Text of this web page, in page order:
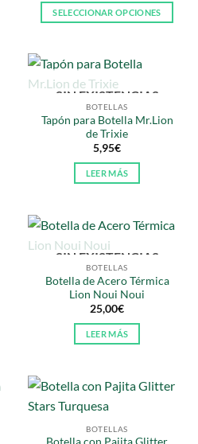
original
era:
actual
es:
SELECCIONAR OPCIONES
tiene
múltiples
variantes.
Las
opciones
se
pueden
elegir
página
de
producto
SIN EXISTENCIAS
BOTELLAS
Tapón para Botella Mr.Lion
de Trixie
5,95€
LEER MÁS
SIN EXISTENCIAS
BOTELLAS
Botella de Acero Térmica
Lion Noui Noui
25,00€
LEER MÁS
BOTELLAS